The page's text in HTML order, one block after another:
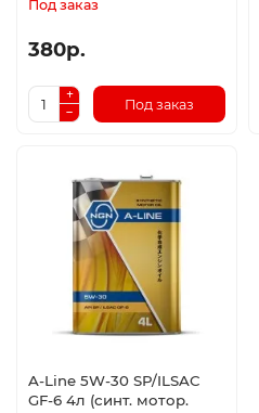
Под заказ
380р.
Под заказ
A-Line 5W-30 SP/ILSAC
GF-6 4л (синт. мотор.